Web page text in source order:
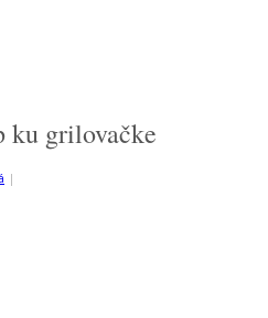
ku grilovačke
|